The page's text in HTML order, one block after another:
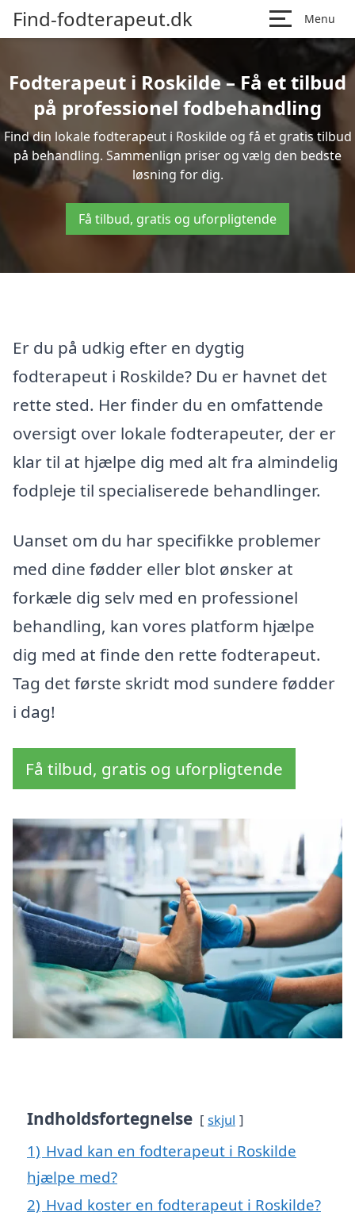
Find-fodterapeut.dk Menu
Fodterapeut i Roskilde – Få et tilbud
på professionel fodbehandling
Find din lokale fodterapeut i Roskilde og få et gratis tilbud
på behandling. Sammenlign priser og vælg den bedste
løsning for dig.
Få tilbud, gratis og uforpligtende
Er du på udkig efter en dygtig
fodterapeut i Roskilde? Du er havnet det
rette sted. Her finder du en omfattende
oversigt over lokale fodterapeuter, der er
klar til at hjælpe dig med alt fra almindelig
fodpleje til specialiserede behandlinger.
Uanset om du har specifikke problemer
med dine fødder eller blot ønsker at
forkæle dig selv med en professionel
behandling, kan vores platform hjælpe
dig med at finde den rette fodterapeut.
Tag det første skridt mod sundere fødder
i dag!
Få tilbud, gratis og uforpligtende
Indholdsfortegnelse skjul
1) Hvad kan en fodterapeut i Roskilde
hjælpe med?
2) Hvad koster en fodterapeut i Roskilde?